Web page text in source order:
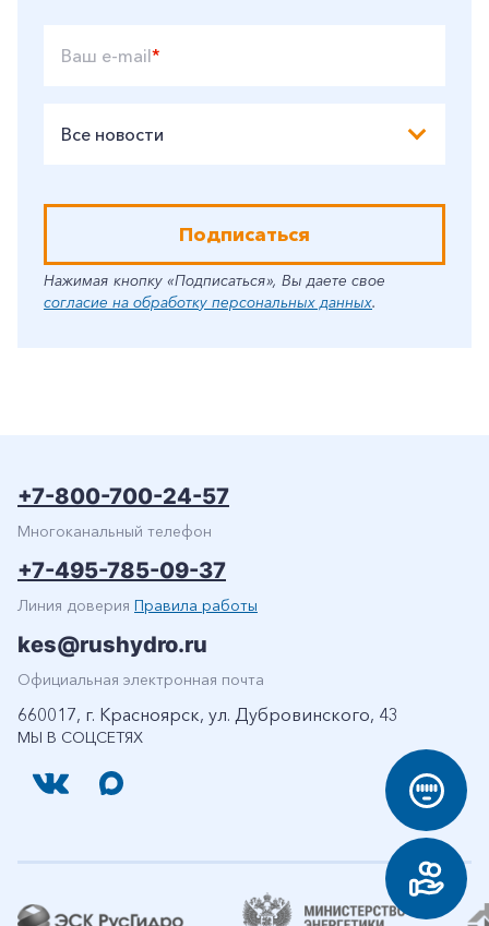
Ваш e-mail*
Все новости
Подписаться
Нажимая кнопку «Подписаться», Вы даете свое
согласие на обработку персональных данных.
МЫ В СОЦСЕТЯХ
+7-800-700-24-57
Многоканальный телефон
+7-495-785-09-37
Линия доверия Правила работы
kes@rushydro.ru
Официальная электронная почта
660017, г. Красноярск, ул. Дубровинского, 43